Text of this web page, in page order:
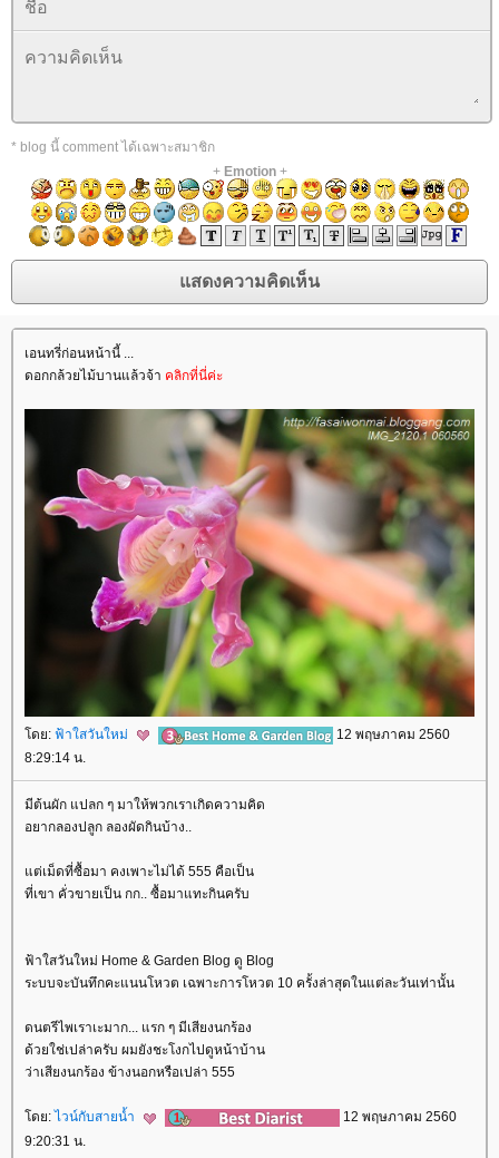
* blog นี้ comment ได้เฉพาะสมาชิก
+ Emotion+
เอนทรี่ก่อนหน้านี้ ...
ดอกกล้วยไม้บานแล้วจ้า คลิกที่นี่ค่ะ
ดย: ฟ้าใสวันใหม่
12 พฤษภาคม 2560
8:29:14 น.
มีต้นผัก แปลก ๆ มาให้พวกเราเกิดความคิด
อยากลองปลูก ลองผัดกินบ้าง..
ต่เม็ดที่ซื้อมา คงเพาะไม่ได้ 555 คือเป็น
ที่เขา คั่วขายเป็น กก.. ซื้อมาแทะกินครับ
ฟ้าใสวันใหม่ Home & Garden Blog ดู Blog
ระบบจะบันทึกคะแนนโหวต เฉพาะการโหวต 10 ครั้งล่าสุดในแต่ละวันเท่านั้น
ดนตรีไพเราเะมาก... แรก ๆ มีเสียงนกร้อง
ด้วยใช่เปล่าครับ ผมยังชะโงกไปดูหน้าบ้าน
ว่าเสียงนกร้อง ข้างนอกหรือเปล่า 555
ดย: ไวน์กับสายน้ำ
12 พฤษภาคม 2560
9:20:31 น.